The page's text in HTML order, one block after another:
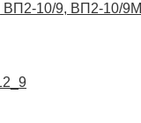
ВП2-10/9, ВП2-10/9М